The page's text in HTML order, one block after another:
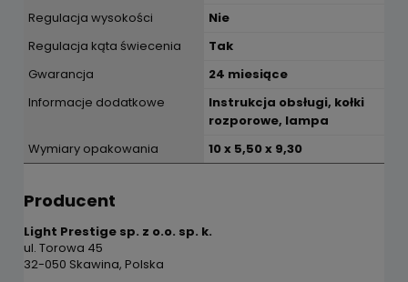
Regulacja wysokości
Nie
Regulacja kąta świecenia
Tak
Gwarancja
24 miesiące
Informacje dodatkowe
Instrukcja obsługi, kołki
rozporowe, lampa
Wymiary opakowania
10 x 5,50 x 9,30
Producent
Light Prestige sp. z o.o. sp. k.
ul. Torowa 45
32-050 Skawina, Polska